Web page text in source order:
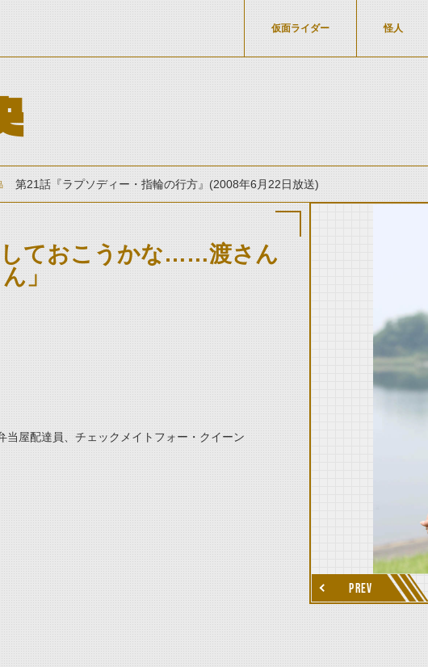
仮面ライダー 怪人
第21話『ラプソディー・指輪の行方』(2008年6月22日放送)
ておこうかな……渡さん
」
屋配達員、チェックメイトフォー・クイーン
PREV